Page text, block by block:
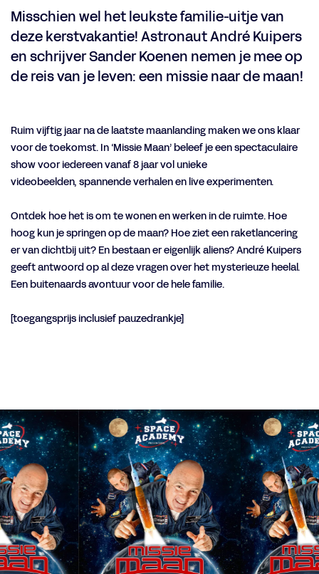
Misschien wel het leukste familie-uitje van
deze kerstvakantie! Astronaut André Kuipers
en schrijver Sander Koenen nemen je mee op
de reis van je leven: een missie naar de maan!
Ruim vijftig jaar na de laatste maanlanding maken we ons klaar
voor de toekomst. In ‘Missie Maan’ beleef je een spectaculaire
show voor iedereen vanaf 8 jaar vol unieke
videobeelden, spannende verhalen en live experimenten.
Ontdek hoe het is om te wonen en werken in de ruimte. Hoe
hoog kun je springen op de maan? Hoe ziet een raketlancering
er van dichtbij uit? En bestaan er eigenlijk aliens? André Kuipers
geeft antwoord op al deze vragen over het mysterieuze heelal.
Een buitenaards avontuur voor de hele familie.
[toegangsprijs inclusief pauzedrankje]
Overslaan